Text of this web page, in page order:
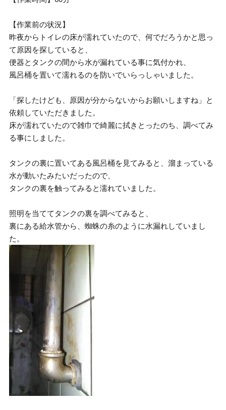
【作業前の状況】
昨夜からトイレの床が濡れていたので、何でだろうかと思っ
て原因を探していると、
便器とタンクの間から水が漏れている事に気付かれ、
風呂桶を置いて濡れるのを防いでいらっしゃいました。
「探したけども、原因が分からないからお願いしますね」と
依頼していただきました。
床が濡れていたので雑巾で綺麗に拭きとったのち、調べてみ
る事にしました。
タンクの裏に置いてある風呂桶を見てみると、溜まっている
水が動いたみたいだったので、
タンクの裏を触ってみると濡れていました。
照明を当ててタンクの裏を調べてみると、
裏にある給水管から、蜘蛛の糸のように水漏れしていまし
た。